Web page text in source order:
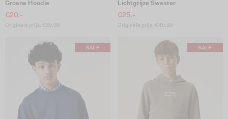
Groene Hoodie
€20.-
Originele prijs: €39.99
Lichtgrijze Sweater
€25.-
Originele prijs: €45.99